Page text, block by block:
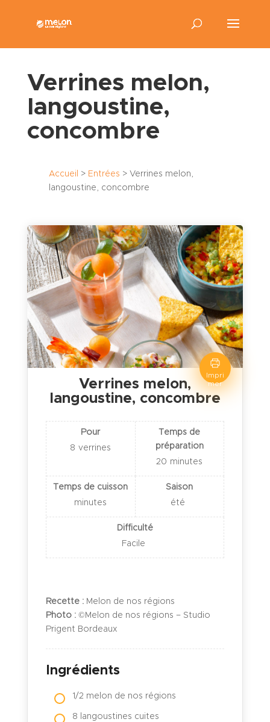
Verrines melon,
langoustine,
concombre
Accueil > Entrées > Verrines melon,
langoustine, concombre
Impri
mer
Verrines melon,
langoustine, concombre
Pour
8 verrines
Temps de
préparation
20 minutes
Temps de cuisson
minutes
Saison
été
Difficulté
Facile
Recette :Melon de nos régions
Photo : ©Melon de nos régions – Studio
Prigent Bordeaux
Ingrédients
1/2 melon de nos régions
8 langoustines cuites